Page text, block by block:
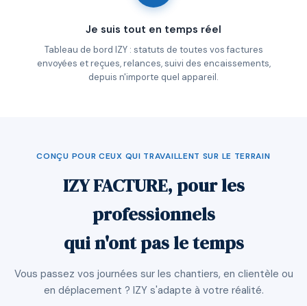
Je suis tout en temps réel
Tableau de bord IZY : statuts de toutes vos factures
envoyées et reçues, relances, suivi des encaissements,
depuis n'importe quel appareil.
CONÇU POUR CEUX QUI TRAVAILLENT SUR LE TERRAIN
IZY FACTURE, pour les
professionnels
qui n'ont pas le temps
Vous passez vos journées sur les chantiers, en clientèle ou
en déplacement ? IZY s'adapte à votre réalité.